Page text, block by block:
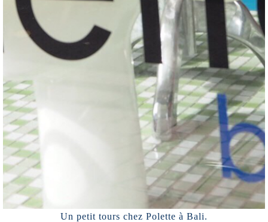
Un petit tours chez Polette à Bali.